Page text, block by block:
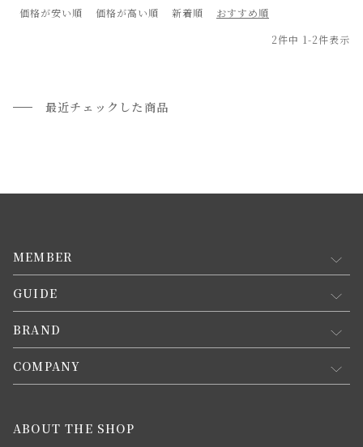
価格が安い順
価格が高い順 新着順
おすすめ順
2件中 1-2件表示
最近チェックした商品
MEMBER
マイページ
新規会員登録
会員規約について
GUIDE
お買い物ガイド
会員登録について
お支払方法について
BRAND
コンセプト
webカタログ
COMPANY
店舗一覧
ABOUT THE SHOP